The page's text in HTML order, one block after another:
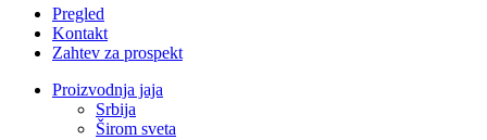
Pregled
Kontakt
Zahtev za prospekt
Proizvodnja jaja
Srbija
Širom sveta